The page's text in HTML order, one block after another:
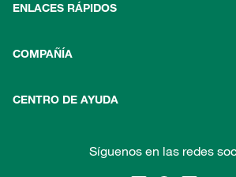
ENLACES RÁPIDOS
COMPAÑÍA
CENTRO DE AYUDA
Síguenos en las redes